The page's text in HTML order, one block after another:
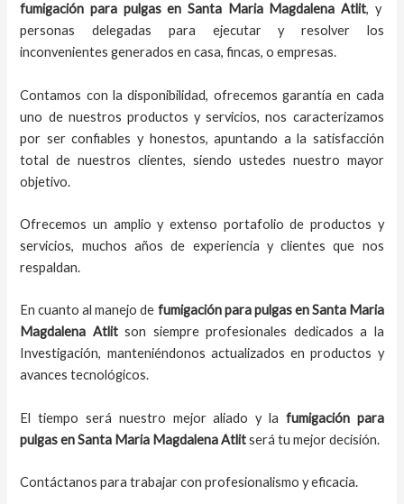
fumigación para pulgas en Santa Maria Magdalena Atlit, y
personas delegadas para ejecutar y resolver los
inconvenientes generados en casa, fincas, o empresas.
Contamos con la disponibilidad, ofrecemos garantía en cada
uno de nuestros productos y servicios, nos caracterizamos
por ser confiables y honestos, apuntando a la satisfacción
total de nuestros clientes, siendo ustedes nuestro mayor
objetivo.
Ofrecemos un amplio y extenso portafolio de productos y
servicios, muchos años de experiencia y clientes que nos
respaldan.
En cuanto al manejo de fumigación para pulgas en Santa Maria
Magdalena Atlitson siempre profesionales dedicados a la
Investigación, manteniéndonos actualizados en productos y
avances tecnológicos.
El tiempo será nuestro mejor aliado y la fumigación para
pulgas en Santa Maria Magdalena Atlitserá tu mejor decisión.
Contáctanos para trabajar con profesionalismo y eficacia.